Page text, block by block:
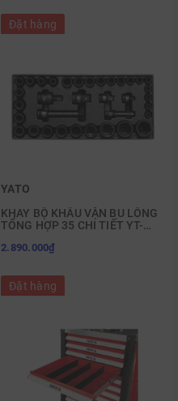
Đặt hàng
YATO
KHAY BỘ KHẨU VẶN BU LÔNG
TỔNG HỢP 35 CHI TIẾT YT-
2.890.000₫
Đặt hàng